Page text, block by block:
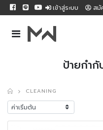
เข้าสู่ระบบ สมั
ป้ายกำ
CLEANING